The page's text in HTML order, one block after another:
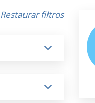
Restaurar filtros